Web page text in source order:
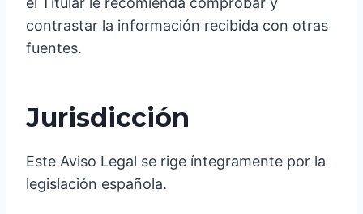
contrastar la información recibida con otras
fuentes.
Jurisdicción
Este Aviso Legal se rige íntegramente por la
legislación española.